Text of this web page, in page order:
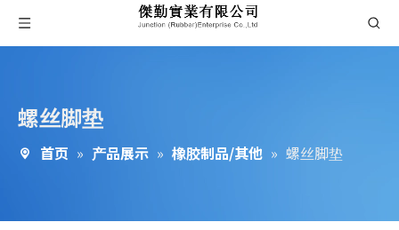
螺丝脚垫
首页 » 产品展示 » 橡胶制品/其他 » 螺丝脚垫